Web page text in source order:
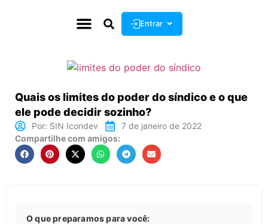
Entrar
Quais os limites do poder do síndico e o que
ele pode decidir sozinho?
Por: SIN Icondev
7 de janeiro de 2022
Compartilhe com amigos:
O que preparamos para você: